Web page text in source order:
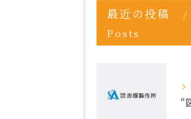
最近の投稿
Posts